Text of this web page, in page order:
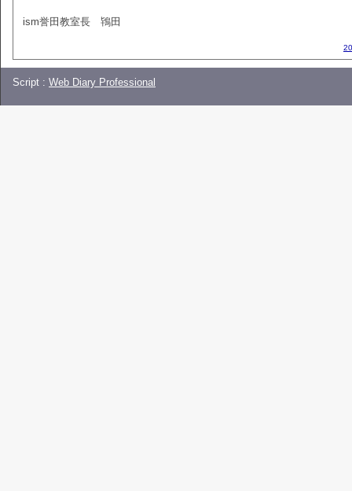
ism誉田教室長 鴇田
Script : Web Diary Professional